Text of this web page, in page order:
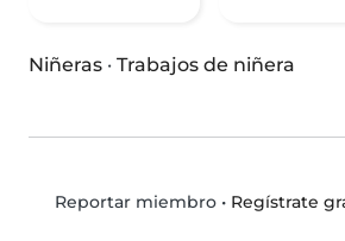
Niñeras · Trabajos de niñera
Reportar miembro• Regístrate